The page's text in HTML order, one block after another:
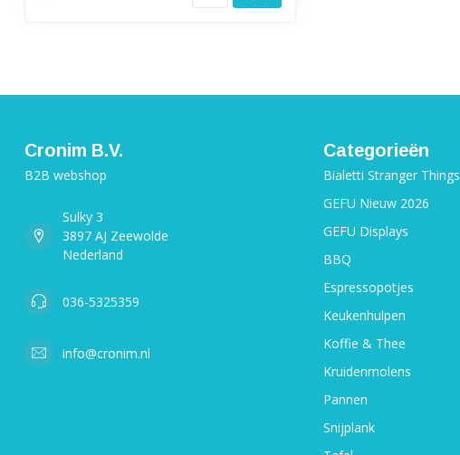
Cronim B.V.
B2B webshop
Sulky 3
3897 AJ Zeewolde
Nederland
036-5325359
info@cronim.nl
Categorieën
Bialetti Stranger Things
GEFU Nieuw 2026
GEFU Displays
BBQ
Espressopotjes
Keukenhulpen
Koffie & Thee
Kruidenmolens
Pannen
Snijplank